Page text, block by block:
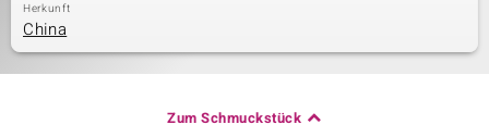
Herkunft
China
Zum Schmuckstück